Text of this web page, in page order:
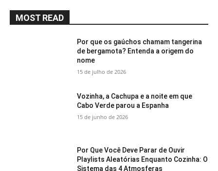
MOST READ
Por que os gaúchos chamam tangerina
de bergamota? Entenda a origem do
nome
15 de julho de 2026
Vozinha, a Cachupa e a noite em que
Cabo Verde parou a Espanha
15 de junho de 2026
Por Que Você Deve Parar de Ouvir
Playlists Aleatórias Enquanto Cozinha: O
Sistema das 4 Atmosferas